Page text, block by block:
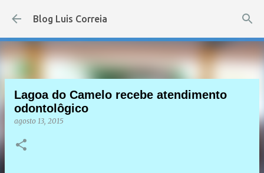
Pular para o conteúdo principal
Blog Luis Correia
Lagoa do Camelo recebe atendimento
odontolôgico
agosto 13, 2015